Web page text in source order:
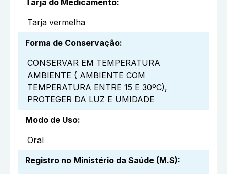
Tarja vermelha
Forma de Conservação:
CONSERVAR EM TEMPERATURA
AMBIENTE ( AMBIENTE COM
TEMPERATURA ENTRE 15 E 30ºC),
PROTEGER DA LUZ E UMIDADE
Modo de Uso:
Oral
Registro no Ministério da Saúde (M.S):